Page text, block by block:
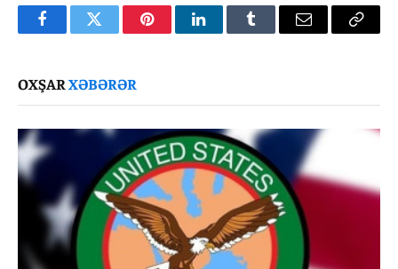
FacebookTwitter PinterestLinkedInTumblr Email
Copy
OXŞARXƏBƏRƏR